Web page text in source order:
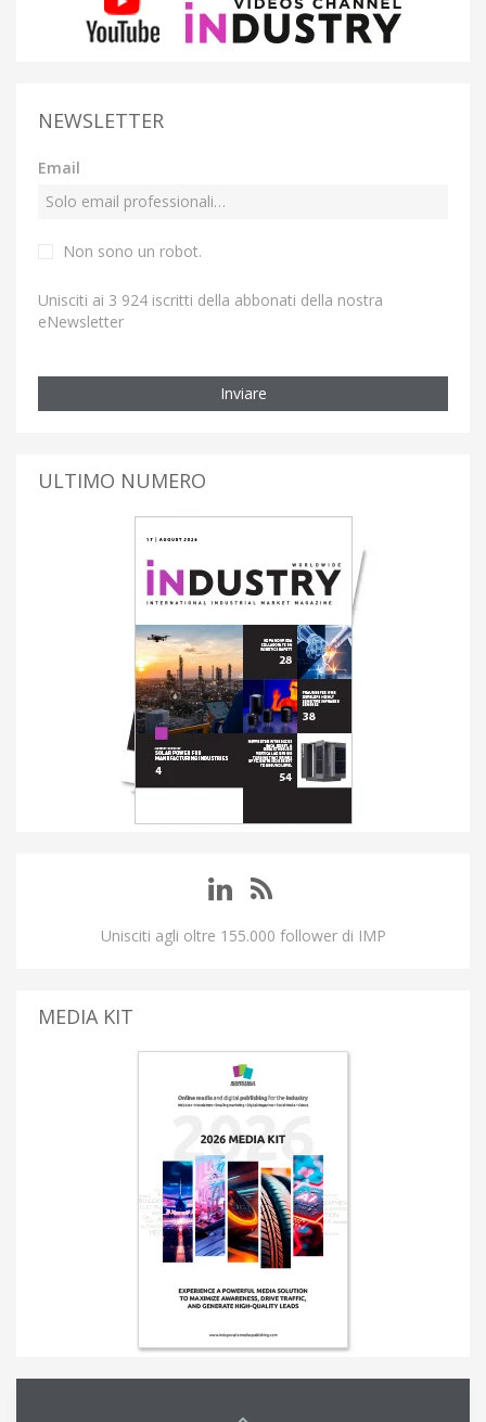
NEWSLETTER
Email
Non sono un robot.
Unisciti ai 3 924 iscritti della abbonati della nostra
eNewsletter
Inviare
ULTIMO NUMERO
Unisciti agli oltre 155.000 follower di IMP
MEDIA KIT